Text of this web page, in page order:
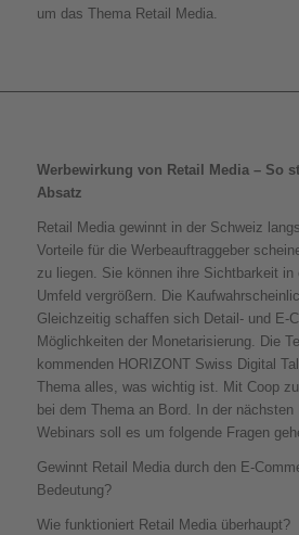
um das Thema Retail Media.
Werbewirkung von Retail Media – So
Absatz
Retail Media gewinnt in der Schweiz
Vorteile für die Werbeauftraggeber
zu liegen. Sie können ihre Sichtbarkeit in
Umfeld vergrößern. Die
Gleichzeitig schaffen sich Detail- und E-
Möglichkeiten der Monetarisierung. Die
kommenden HORIZONT Swiss Digital
Thema alles, was wichtig ist. Mit Coop
bei dem Thema an Bord. In der nächsten
Webinars soll es um folgende Fragen
Gewinnt Retail Media durch den E-
Bedeutung?
Wie funktioniert Retail Media überhaupt?